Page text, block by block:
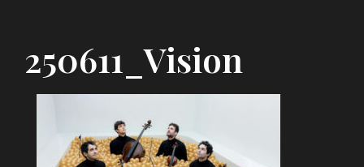
250611_Vision